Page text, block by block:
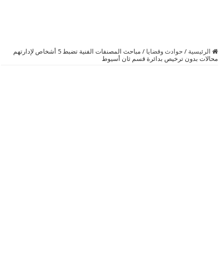
الرئيسية / حوادث وقضايا /
مباحث المصنفات الفنية تضبط 5 أشخاص لإدارتهم
محالات بدون ترخيص بدائرة قسم ثان أسيوط